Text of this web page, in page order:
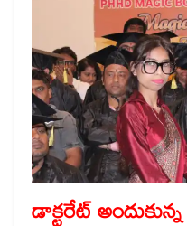
డాక్టరేట్